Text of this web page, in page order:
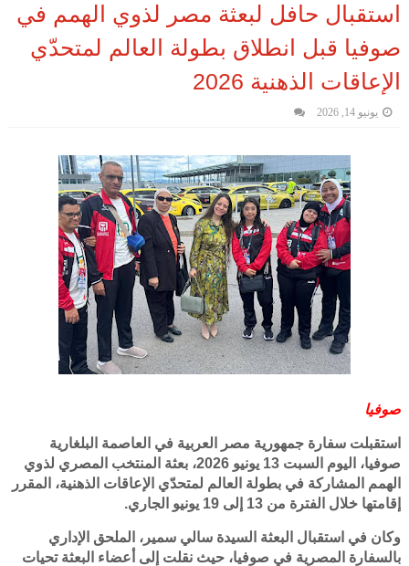
استقبال حافل لبعثة مصر لذوي الهمم في
صوفيا قبل انطلاق بطولة العالم لمتحدّي
الإعاقات الذهنية 2026
يونيو 14, 2026
صوفيا
استقبلت سفارة جمهورية مصر العربية في العاصمة البلغارية
صوفيا، اليوم السبت 13 يونيو 2026، بعثة المنتخب المصري لذوي
الهمم المشاركة في بطولة العالم لمتحدّي الإعاقات الذهنية، المقرر
إقامتها خلال الفترة من 13 إلى 19 يونيو الجاري.
وكان في استقبال البعثة السيدة سالي سمير، الملحق الإداري
بالسفارة المصرية في صوفيا، حيث نقلت إلى أعضاء البعثة تحيات